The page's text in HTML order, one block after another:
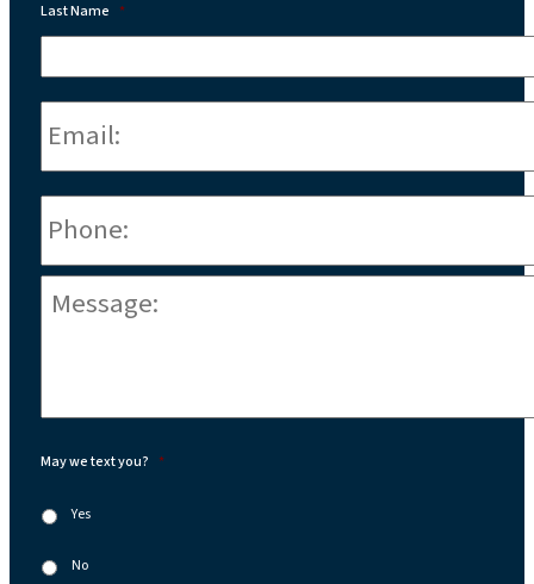
Last Name *
Email: *
Phone *
May we text you? *
Yes
No